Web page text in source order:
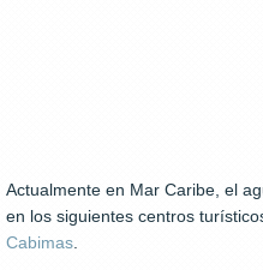
Actualmente en Mar Caribe, el
en los siguientes centros
Cabimas